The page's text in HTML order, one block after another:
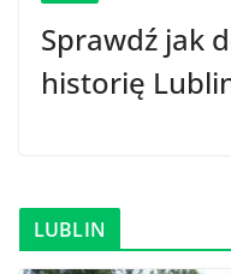
Sprawdź jak
historię
LUBLIN